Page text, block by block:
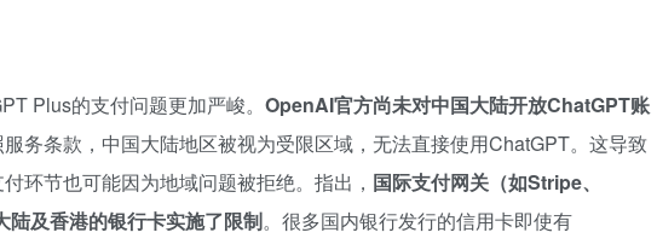
Plus的支付问题更加严峻。 OpenAI官方尚未对中国大陆开放ChatGPT账
务条款，中国大陆地区被视为受限区域，无法直接使用ChatGPT。这导致
环节也可能因为地域问题被拒绝。指出， 国际支付网关（如Stripe、
及香港的银行卡实施了限制。很多国内银行发行的信用卡即使有